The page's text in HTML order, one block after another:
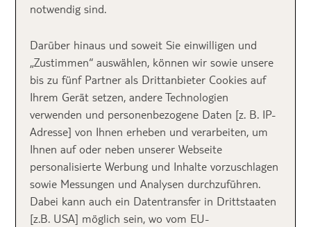
Erkunde die TOP 10
Strände in Portugal
notwendig sind.
Darüber hinaus und soweit Sie einwilligen und
„Zustimmen“ auswählen, können wir sowie unsere
bis zu fünf Partner als Drittanbieter Cookies auf
Ihrem Gerät setzen, andere Technologien
verwenden und personenbezogene Daten [z. B. IP-
Adresse] von Ihnen erheben und verarbeiten, um
Ihnen auf oder neben unserer Webseite
personalisierte Werbung und Inhalte vorzuschlagen
sowie Messungen und Analysen durchzuführen.
Dabei kann auch ein Datentransfer in Drittstaaten
[z.B. USA] möglich sein, wo vom EU-